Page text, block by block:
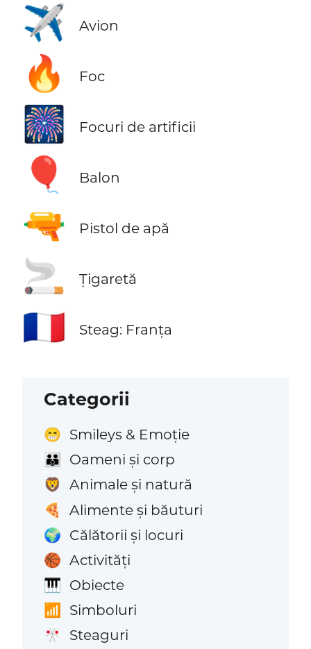
✈️ Avion
🔥 Foc
🎆 Focuri de artificii
🎈 Balon
🔫 Pistol de apă
🚬 Țigaretă
🇫🇷 Steag: Franța
Categorii
😁 Smileys & Emoție
👪 Oameni și corp
🦁 Animale și natură
🍕 Alimente și băuturi
🌍 Călătorii și locuri
🏀 Activități
🎹 Obiecte
📶 Simboluri
🎌 Steaguri